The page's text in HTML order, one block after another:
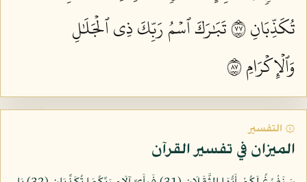
تُكَذِّبَانِ ٧٧
تَبَٰرَكَ ٱسۡمُ رَبِّكَ ذِي ٱلۡجَلَٰلِ
وَٱلۡإِكۡرَامِ ٧٨
۞ التفسير
الميزان في تفسير القرآن